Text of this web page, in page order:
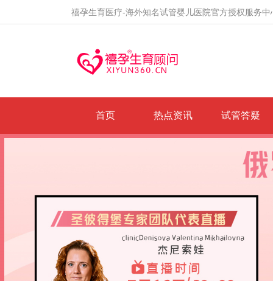
禧孕生育医疗-海外知名试管婴儿医院官方授权服务
首页 热点资讯 试管答疑